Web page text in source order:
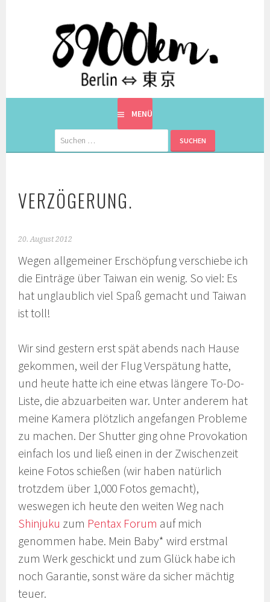
8900KM. BERLIN ⇔ 東京
EINE BERLINERIN IN JAPAN. MIT EINEM JAPANER.
MENÜ
Suchen
nach:
VERZÖGERUNG.
20. August 2012
Wegen allgemeiner Erschöpfung verschiebe ich
die Einträge über Taiwan ein wenig. So viel: Es
hat unglaublich viel Spaß gemacht und Taiwan
ist toll!
Wir sind gestern erst spät abends nach Hause
gekommen, weil der Flug Verspätung hatte,
und heute hatte ich eine etwas längere To-Do-
Liste, die abzuarbeiten war. Unter anderem hat
meine Kamera plötzlich angefangen Probleme
zu machen. Der Shutter ging ohne Provokation
einfach los und ließ einen in der Zwischenzeit
keine Fotos schießen (wir haben natürlich
trotzdem über 1,000 Fotos gemacht),
weswegen ich heute den weiten Weg nach
Shinjuku zum Pentax Forum auf mich
genommen habe. Mein Baby* wird erstmal
zum Werk geschickt und zum Glück habe ich
noch Garantie, sonst wäre da sicher mächtig
teuer.